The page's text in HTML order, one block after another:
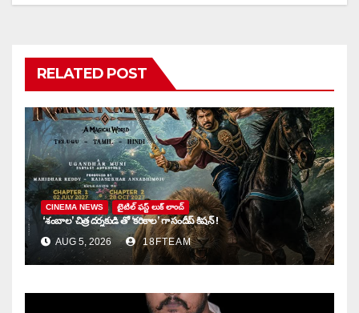
RELATED POST
CINEMA NEWS టైటిల్ ఫస్ట్ లుక్ లాంచ్
‘శంబాల’ చిత్ర దర్శకుడి తో ‘కరికాల’ గా సందీప్ కిషన్ !
AUG 5, 2026 18FTEAM